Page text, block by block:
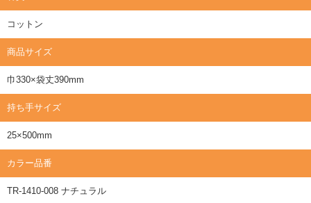
コットン
商品サイズ
巾330×袋丈390mm
持ち手サイズ
25×500mm
カラー品番
TR-1410-008 ナチュラル